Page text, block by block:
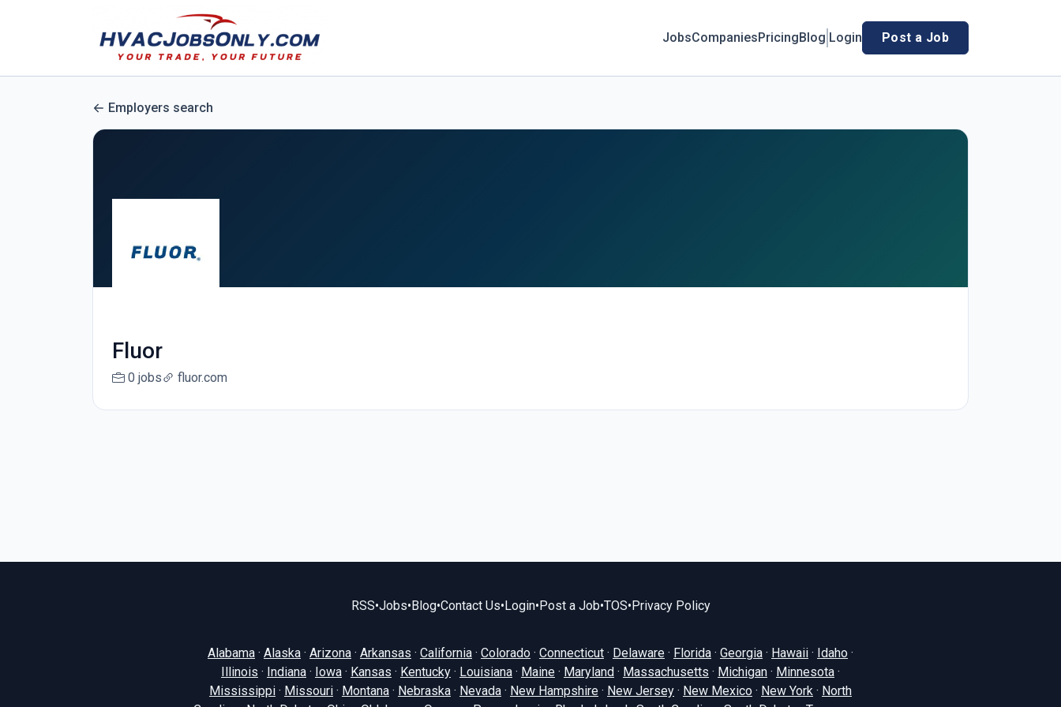
JobsCompaniesPricingBlog Login Post a Job
Employers search
Fluor
0 jobs fluor.com
RSS•Jobs•Blog•Contact Us•Login•Post a Job•TOS•Privacy Policy
Alabama · Alaska · Arizona · Arkansas · California · Colorado · Connecticut · Delaware · Florida · Georgia · Hawaii · Idaho ·
Illinois · Indiana · Iowa · Kansas · Kentucky · Louisiana · Maine · Maryland · Massachusetts · Michigan · Minnesota ·
Mississippi · Missouri · Montana · Nebraska · Nevada · New Hampshire · New Jersey · New Mexico · New York · North